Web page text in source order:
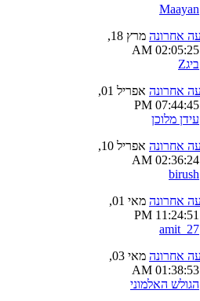
Maayan
מרץ 18,
ביגZ
אפריל 01,
עידן מלוכן
אפריל 10,
birush
מאי 01,
amit_27
מאי 03,
הגולש האלמוני